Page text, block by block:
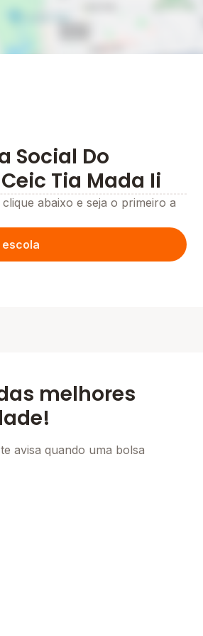
Social Do
Tia Mada Ii
abaixo e seja o primeiro a
melhores
avisa quando uma bolsa